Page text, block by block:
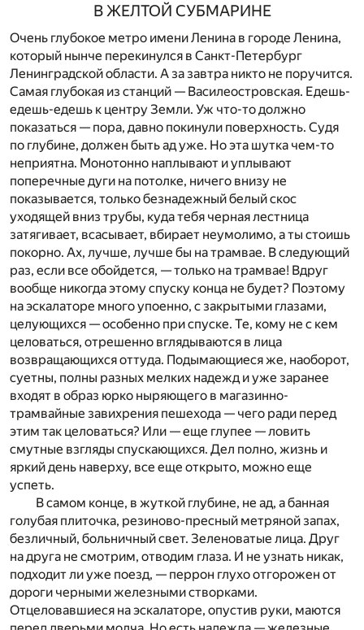
В ЖЕЛТОЙ СУБМАРИНЕ
Очень глубокое метро имени Ленина в городе Ленина,
который нынче перекинулся в Санкт-Петербург
Ленинградской области. А за завтра никто не поручится.
Самая глубокая из станций — Василеостровская. Едешь-
едешь-едешь к центру Земли. Уж что-то должно
показаться — пора, давно покинули поверхность. Судя
по глубине, должен быть ад уже. Но эта шутка чем-то
неприятна. Монотонно наплывают и уплывают
поперечные дуги на потолке, ничего внизу не
показывается, только безнадежный белый скос
уходящей вниз трубы, куда тебя черная лестница
затягивает, всасывает, вбирает неумолимо, а ты стоишь
покорно. Ах, лучше, лучше бы на трамвае. В следующий
раз, если все обойдется, — только на трамвае! Вдруг
вообще никогда этому спуску конца не будет? Поэтому
на эскалаторе много упоенно, с закрытыми глазами,
целующихся — особенно при спуске. Те, кому не с кем
целоваться, отрешенно вглядываются в лица
возвращающихся оттуда. Подымающиеся же, наоборот,
суетны, полны разных мелких надежд и уже заранее
входят в образ юрко ныряющего в магазинно-
трамвайные завихрения пешехода — чего ради перед
этим так целоваться? Или — еще глупее — ловить
смутные взгляды спускающихся. Дел полно, жизнь и
яркий день наверху, все еще открыто, можно еще
успеть.
В самом конце, в жуткой глубине, не ад, а банная
голубая плиточка, резиново-пресный метряной запах,
безличный, больничный свет. Зеленоватые лица. Друг
на друга не смотрим, отводим глаза. И не узнать никак,
подходит ли уже поезд, — перрон глухо отгорожен от
дороги черными железными створками.
Отцеловавшиеся на эскалаторе, опустив руки, маются